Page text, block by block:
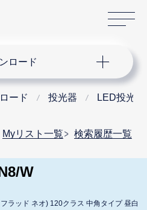
ロード
ード 投光器 LED投光器
Myリスト一覧 検索履歴一覧
W
ラッド ネオ) 120クラス 中角タイプ 昼白